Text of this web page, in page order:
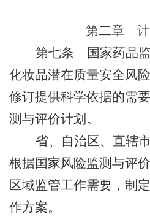
第二章
第七条
国家药品
化妆品潜在质量安全风
修订提供科学依据的需
测与评价计划。
省、自治区、直辖
根据国家风险监测与评
区域监管工作需要，制
作方案。